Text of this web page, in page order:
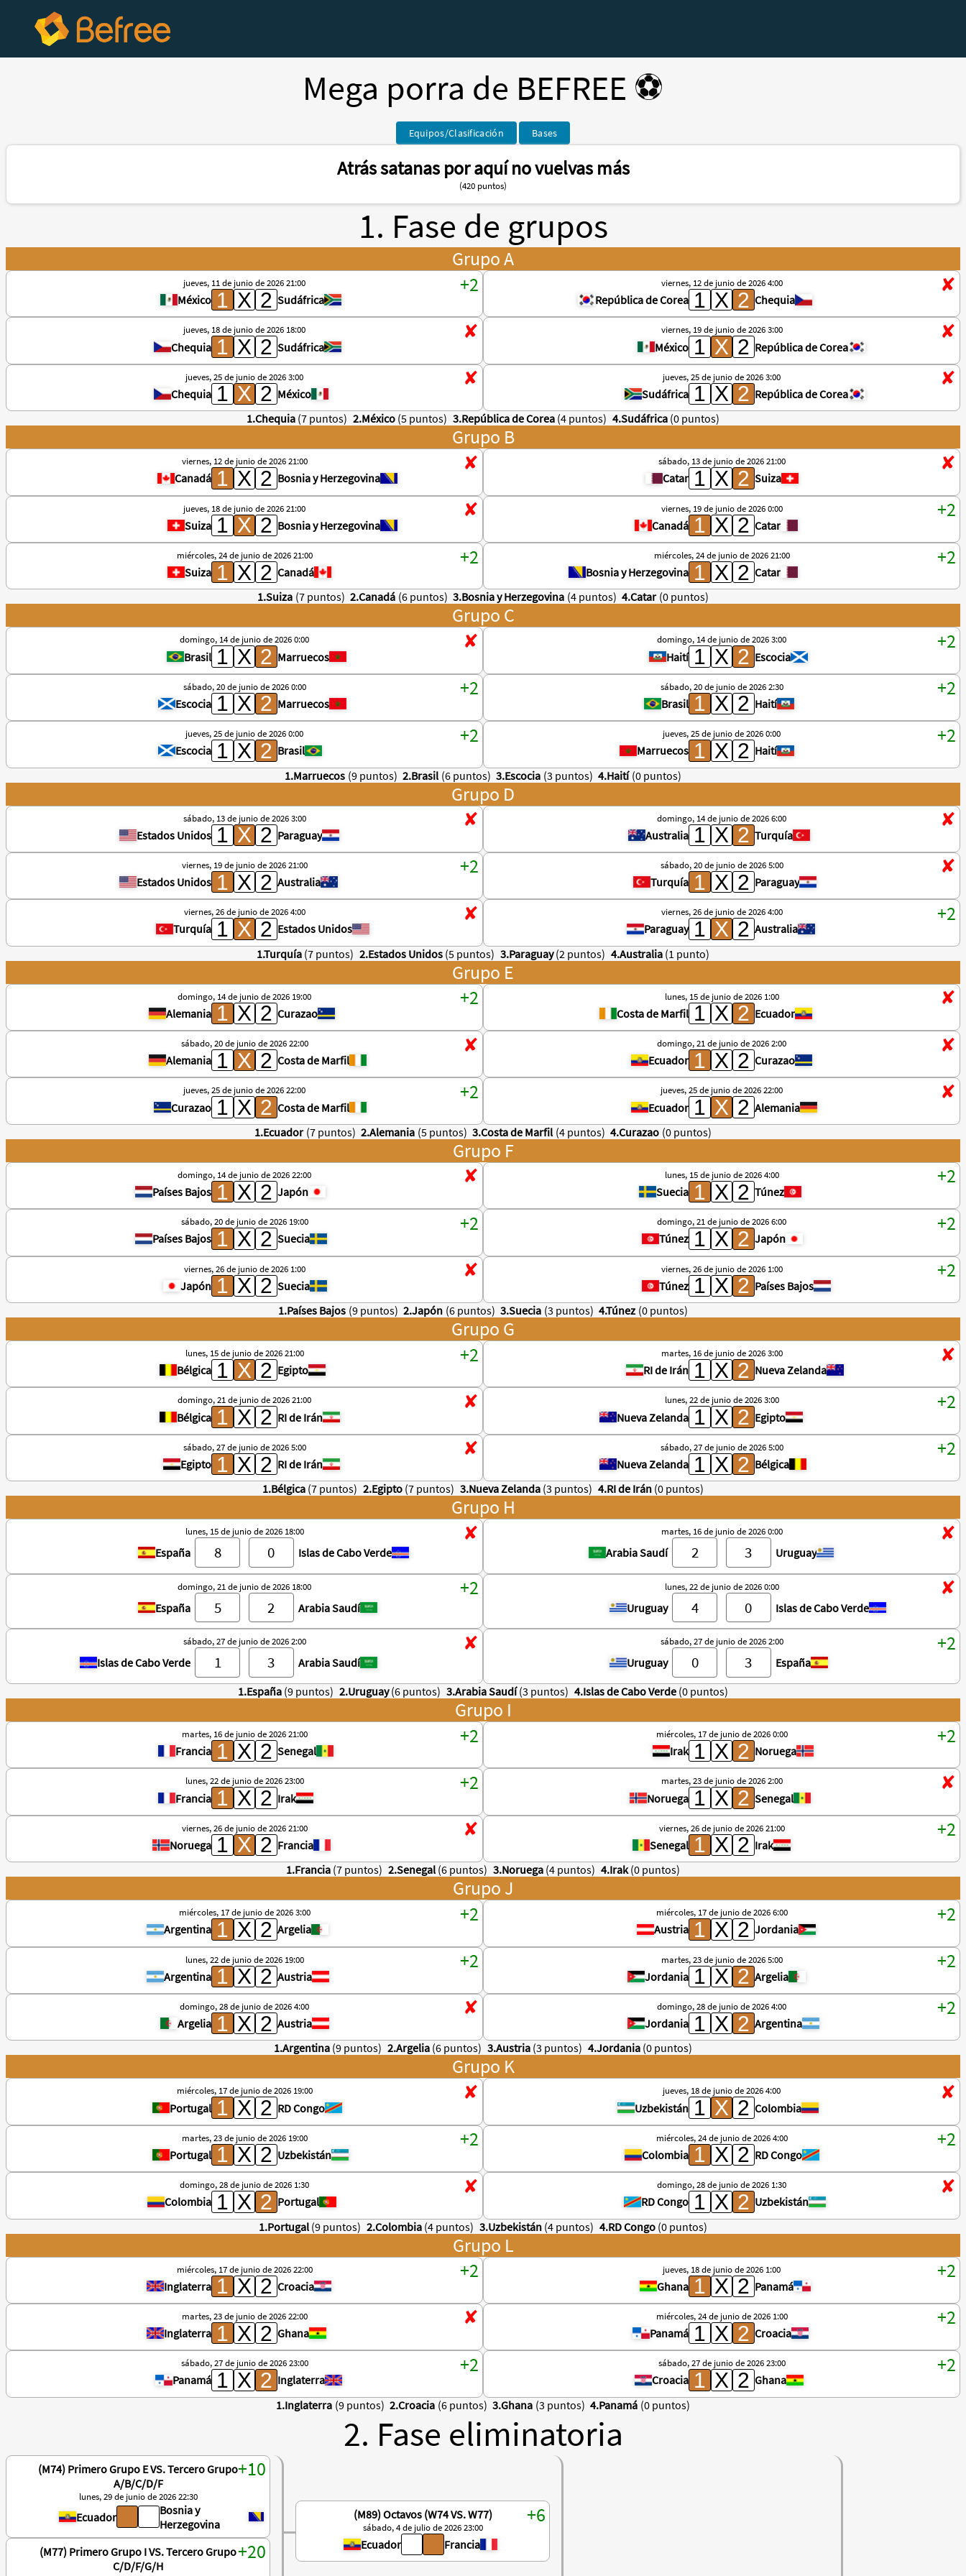
Mega porra de BEFREE ⚽️
Equipos/Clasificación Bases
Atrás satanas por aquí no vuelvas más
(420 puntos)
1. Fase de grupos
Grupo A
jueves, 11 de junio de 2026 21:00
México Sudáfrica
viernes, 12 de junio de 2026 4:00
República de Corea Chequia
jueves, 18 de junio de 2026 18:00
Chequia Sudáfrica
viernes, 19 de junio de 2026 3:00
México República de Corea
jueves, 25 de junio de 2026 3:00
Chequia México
jueves, 25 de junio de 2026 3:00
Sudáfrica
República de Corea
1.Chequia (7 puntos) 2.México (5 puntos) 3.República de Corea (4 puntos) 4.Sudáfrica (0 puntos)
Grupo B
viernes, 12 de junio de 2026 21:00
Canadá Bosnia y Herzegovina
sábado, 13 de junio de 2026 21:00
Catar Suiza
jueves, 18 de junio de 2026 21:00
Suiza Bosnia y Herzegovina
viernes, 19 de junio de 2026 0:00
Canadá Catar
miércoles, 24 de junio de 2026 21:00
Suiza Canadá
miércoles, 24 de junio de 2026 21:00
Bosnia y Herzegovina
Catar
1.Suiza (7 puntos) 2.Canadá (6 puntos) 3.Bosnia y Herzegovina (4 puntos) 4.Catar (0 puntos)
Grupo C
domingo, 14 de junio de 2026 0:00
Brasil Marruecos
domingo, 14 de junio de 2026 3:00
Haití Escocia
sábado, 20 de junio de 2026 0:00
Escocia Marruecos
sábado, 20 de junio de 2026 2:30
Brasil Haití
jueves, 25 de junio de 2026 0:00
Escocia Brasil
jueves, 25 de junio de 2026 0:00
Marruecos
Haití
1.Marruecos (9 puntos) 2.Brasil (6 puntos) 3.Escocia (3 puntos) 4.Haití (0 puntos)
Grupo D
sábado, 13 de junio de 2026 3:00
Estados Unidos Paraguay
domingo, 14 de junio de 2026 6:00
Australia Turquía
viernes, 19 de junio de 2026 21:00
Estados Unidos Australia
sábado, 20 de junio de 2026 5:00
Turquía Paraguay
viernes, 26 de junio de 2026 4:00
Turquía Estados Unidos
viernes, 26 de junio de 2026 4:00
Paraguay
Australia
1.Turquía (7 puntos) 2.Estados Unidos (5 puntos) 3.Paraguay (2 puntos) 4.Australia (1 punto)
Grupo E
domingo, 14 de junio de 2026 19:00
Alemania Curazao
lunes, 15 de junio de 2026 1:00
Costa de Marfil Ecuador
sábado, 20 de junio de 2026 22:00
Alemania Costa de Marfil
domingo, 21 de junio de 2026 2:00
Ecuador Curazao
jueves, 25 de junio de 2026 22:00
Curazao Costa de Marfil
jueves, 25 de junio de 2026 22:00
Ecuador
Alemania
1.Ecuador (7 puntos) 2.Alemania (5 puntos) 3.Costa de Marfil (4 puntos) 4.Curazao (0 puntos)
Grupo F
domingo, 14 de junio de 2026 22:00
Países Bajos Japón
lunes, 15 de junio de 2026 4:00
Suecia Túnez
sábado, 20 de junio de 2026 19:00
Países Bajos Suecia
domingo, 21 de junio de 2026 6:00
Túnez Japón
viernes, 26 de junio de 2026 1:00
Japón Suecia
viernes, 26 de junio de 2026 1:00
Túnez
Países Bajos
1.Países Bajos (9 puntos) 2.Japón (6 puntos) 3.Suecia (3 puntos) 4.Túnez (0 puntos)
Grupo G
lunes, 15 de junio de 2026 21:00
Bélgica Egipto
martes, 16 de junio de 2026 3:00
RI de Irán Nueva Zelanda
domingo, 21 de junio de 2026 21:00
Bélgica RI de Irán
lunes, 22 de junio de 2026 3:00
Nueva Zelanda Egipto
sábado, 27 de junio de 2026 5:00
Egipto RI de Irán
sábado, 27 de junio de 2026 5:00
Nueva Zelanda
Bélgica
1.Bélgica (7 puntos) 2.Egipto (7 puntos) 3.Nueva Zelanda (3 puntos) 4.RI de Irán (0 puntos)
Grupo H
lunes, 15 de junio de 2026 18:00
España Islas de Cabo Verde
martes, 16 de junio de 2026 0:00
Arabia Saudí Uruguay
domingo, 21 de junio de 2026 18:00
España Arabia Saudí
lunes, 22 de junio de 2026 0:00
Uruguay Islas de Cabo Verde
sábado, 27 de junio de 2026 2:00
Islas de Cabo Verde Arabia Saudí
sábado, 27 de junio de 2026 2:00
Uruguay
España
1.España (9 puntos) 2.Uruguay (6 puntos) 3.Arabia Saudí (3 puntos) 4.Islas de Cabo Verde (0 puntos)
Grupo I
martes, 16 de junio de 2026 21:00
Francia Senegal
miércoles, 17 de junio de 2026 0:00
Irak Noruega
lunes, 22 de junio de 2026 23:00
Francia Irak
martes, 23 de junio de 2026 2:00
Noruega Senegal
viernes, 26 de junio de 2026 21:00
Noruega Francia
viernes, 26 de junio de 2026 21:00
Senegal
Irak
1.Francia (7 puntos) 2.Senegal (6 puntos) 3.Noruega (4 puntos) 4.Irak (0 puntos)
Grupo J
miércoles, 17 de junio de 2026 3:00
Argentina Argelia
miércoles, 17 de junio de 2026 6:00
Austria Jordania
lunes, 22 de junio de 2026 19:00
Argentina Austria
martes, 23 de junio de 2026 5:00
Jordania Argelia
domingo, 28 de junio de 2026 4:00
Argelia Austria
domingo, 28 de junio de 2026 4:00
Jordania
Argentina
1.Argentina (9 puntos) 2.Argelia (6 puntos) 3.Austria (3 puntos) 4.Jordania (0 puntos)
Grupo K
miércoles, 17 de junio de 2026 19:00
Portugal RD Congo
jueves, 18 de junio de 2026 4:00
Uzbekistán Colombia
martes, 23 de junio de 2026 19:00
Portugal Uzbekistán
miércoles, 24 de junio de 2026 4:00
Colombia RD Congo
domingo, 28 de junio de 2026 1:30
Colombia Portugal
domingo, 28 de junio de 2026 1:30
RD Congo
Uzbekistán
1.Portugal (9 puntos) 2.Colombia (4 puntos) 3.Uzbekistán (4 puntos) 4.RD Congo (0 puntos)
Grupo L
miércoles, 17 de junio de 2026 22:00
Inglaterra Croacia
jueves, 18 de junio de 2026 1:00
Ghana Panamá
martes, 23 de junio de 2026 22:00
Inglaterra Ghana
miércoles, 24 de junio de 2026 1:00
Panamá Croacia
sábado, 27 de junio de 2026 23:00
Panamá Inglaterra
sábado, 27 de junio de 2026 23:00
Croacia
Ghana
1.Inglaterra (9 puntos) 2.Croacia (6 puntos) 3.Ghana (3 puntos) 4.Panamá (0 puntos)
2. Fase eliminatoria
(M74) Primero Grupo E VS. Tercero Grupo
A/B/C/D/F
lunes, 29 de junio de 2026 22:30
Ecuador
Bosnia y
Herzegovina
(M77) Primero Grupo I VS. Tercero Grupo
C/D/F/G/H
(M89) Octavos (W74 VS. W77)
sábado, 4 de julio de 2026 23:00
Ecuador Francia